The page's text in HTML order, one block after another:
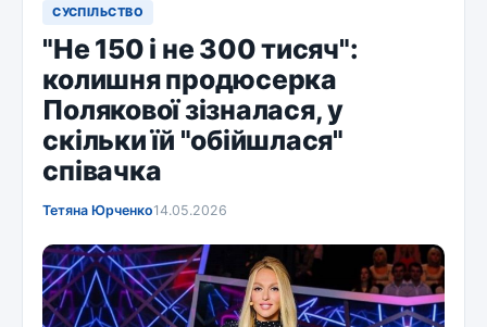
СУСПІЛЬСТВО
"Не 150 і не 300 тисяч":
колишня продюсерка
Полякової зізналася, у
скільки їй "обійшлася"
співачка
Тетяна Юрченко14.05.2026